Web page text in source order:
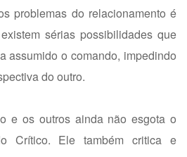
problemas do relacionamento é
sérias possibilidades que
assumido o comando, impedindo
do outro.
e os outros ainda não esgota o
Crítico. Ele também critica e